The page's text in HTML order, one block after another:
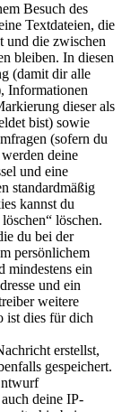
Besuch des
Textdateien, die
und die zwischen
bleiben. In diesen
(damit dir alle
Informationen
dieser als
bist) sowie
(sofern du
deine
und eine
standardmäßig
kannst du
löschen.
du bei der
persönlichem
mindestens ein
und ein
weitere
ist dies für dich
erstellst,
gespeichert.
deine IP-